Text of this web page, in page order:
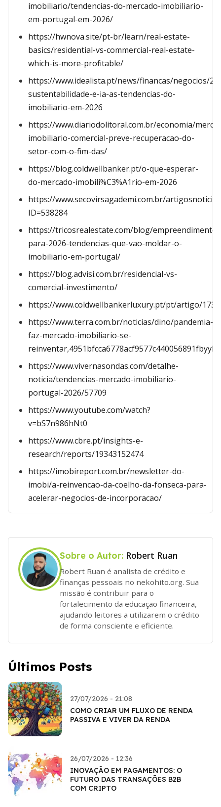
imobiliario/tendencias-do-mercado-imobiliario-
em-portugal-em-2026/
https://hwnova.site/pt-br/learn/real-estate-
basics/residential-vs-commercial-real-estate-
which-is-more-profitable/
https://www.idealista.pt/news/financas/negocios/
sustentabilidade-e-ia-as-tendencias-do-
imobiliario-em-2026
https://www.diariodolitoral.com.br/economia/
imobiliario-comercial-preve-recuperacao-do-
setor-com-o-fim-das/
https://blog.coldwellbanker.pt/o-que-esperar-
do-mercado-imobili%C3%A1rio-em-2026
https://www.secovirsagademi.com.br/
ID=538284
https://tricosrealestate.com/blog/
para-2026-tendencias-que-vao-moldar-o-
imobiliario-em-portugal/
https://blog.advisi.com.br/residencial-vs-
comercial-investimento/
https://www.coldwellbankerluxury.pt/pt/artigo/
https://www.terra.com.br/noticias/dino/pandemia-
faz-mercado-imobiliario-se-
https://www.vivernasondas.com/detalhe-
noticia/tendencias-mercado-imobiliario-
portugal-2026/57709
https://www.youtube.com/watch?
v=bS7n986hNt0
https://www.cbre.pt/insights-e-
research/reports/19343152474
https://imobireport.com.br/newsletter-do-
imobi/a-reinvencao-da-coelho-da-fonseca-para-
acelerar-negocios-de-incorporacao/
Sobre o Autor: Robert Ruan
Robert Ruan é analista de crédito e
finanças pessoais no nekohito.org. Sua
missão é contribuir para o
fortalecimento da educação financeira,
ajudando leitores a utilizarem o crédito
de forma consciente e eficiente.
Últimos Posts
27/07/2026 - 21:08
COMO CRIAR UM FLUXO DE RENDA
PASSIVA E VIVER DA RENDA
26/07/2026 - 12:36
INOVAÇÃO EM PAGAMENTOS: O
FUTURO DAS TRANSAÇÕES B2B
COM CRIPTO